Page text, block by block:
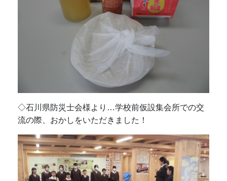
◇石川県防災士会様より…学校前仮設集会所での交
流の際、おかしをいただきました！